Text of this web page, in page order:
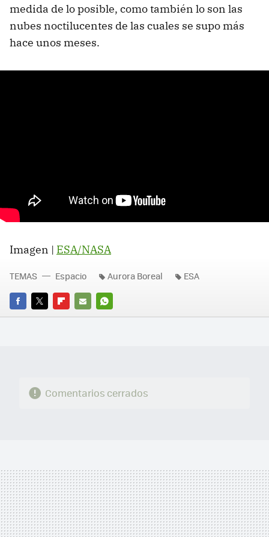
medida de lo posible, como también lo son las
nubes noctilucentes de las cuales se supo más
hace unos meses.
Imagen | ESA/NASA
FACEBOOK
TWITTERFLIPBOARD
E-
WHATSAPP
TEMAS Espacio Aurora Boreal ESA
Comentarios cerrados